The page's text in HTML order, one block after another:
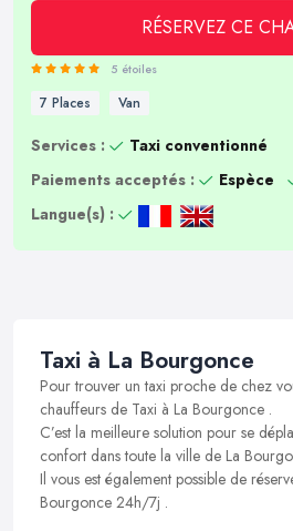
RÉSERVEZ CE
5 étoiles
7 Places Van
Services :
Taxi conventionné
Paiements acceptés :
Espèce
Langue(s) :
Taxi à La Bourgonce
Pour trouver un taxi proche de chez
chauffeurs de Taxi à La Bourgonce .
C’est la meilleure solution pour se
confort dans toute la ville de La
Il vous est également possible de
Bourgonce 24h/7j .